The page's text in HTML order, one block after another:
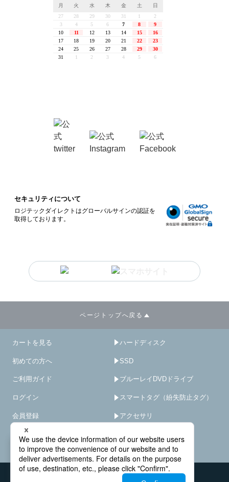
セキュリティについて
ロジテックダイレクトはグローバルサインの認証を
取得しております。
ページトップへ戻る
カートを見る
初めての方へ
ご利用ガイド
ログイン
会員登録
サイトマップ
ハードディスク
SSD
ブルーレイDVDドライブ
スマートタグ（紛失防止タグ）
アクセサリ
オプション･サービス
お問い合わせ窓口
－ ×